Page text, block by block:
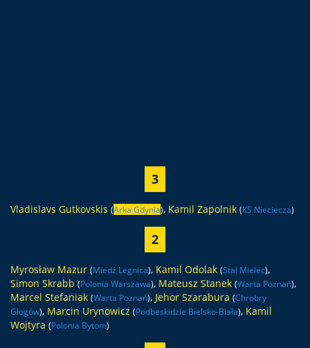
3
Vladislavs Gutkovskis (Arka Gdynia), Kamil Zapolnik (KS Nieciecza)
2
Myrosław Mazur (Miedź Legnica), Kamil Odolak (Stal Mielec),
Simon Skrabb (Polonia Warszawa), Mateusz Stanek (Warta Poznań),
Marcel Stefaniak (Warta Poznań), Jehor Szarabura (Chrobry
Głogów), Marcin Urynowicz (Podbeskidzie Bielsko-Biała), Kamil
Wojtyra (Polonia Bytom)